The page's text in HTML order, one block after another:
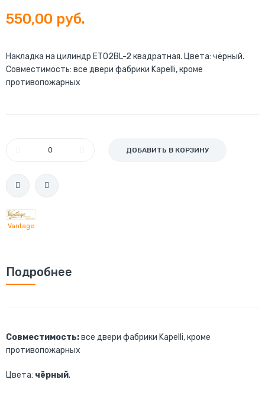
550,00 руб.
Накладка на цилиндр ET02BL-2 квадратная. Цвета: чёрный.
Совместимость: все двери фабрики Kapelli, кроме
противопожарных
ДОБАВИТЬ В КОРЗИНУ
Vantage
Подробнее
Совместимость:все двери фабрики Kapelli, кроме
противопожарных
Цвета: чёрный.